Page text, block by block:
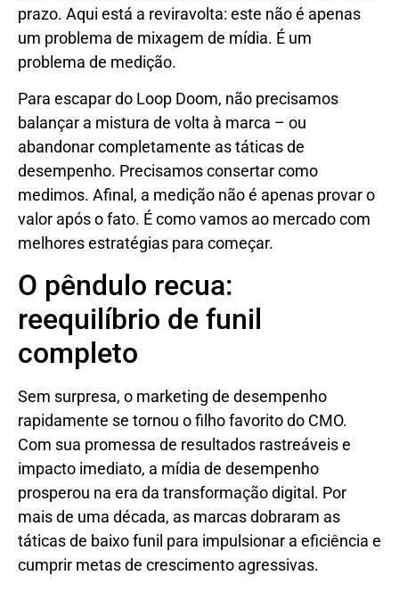
prazo. Aqui está a reviravolta: este não é apenas
um problema de mixagem de mídia. É um
problema de medição.
Para escapar do Loop Doom, não precisamos
balançar a mistura de volta à marca – ou
abandonar completamente as táticas de
desempenho. Precisamos consertar como
medimos. Afinal, a medição não é apenas provar o
valor após o fato. É como vamos ao mercado com
melhores estratégias para começar.
O pêndulo recua:
reequilíbrio de funil
completo
Sem surpresa, o marketing de desempenho
rapidamente se tornou o filho favorito do CMO.
Com sua promessa de resultados rastreáveis ​​e
impacto imediato, a mídia de desempenho
prosperou na era da transformação digital. Por
mais de uma década, as marcas dobraram as
táticas de baixo funil para impulsionar a eficiência e
cumprir metas de crescimento agressivas.